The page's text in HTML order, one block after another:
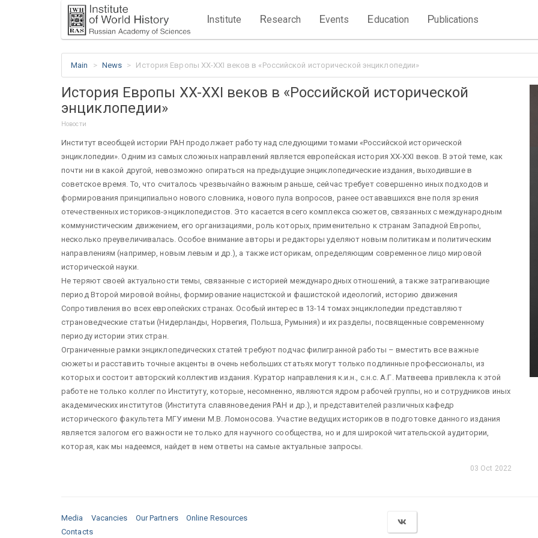
Institute Research Events Education Publications
Main News История Европы XX-XXI веков в «Российской исторической энциклопедии»
История Европы XX-XXI веков в «Российской исторической
энциклопедии»
Новости
Институт всеобщей истории РАН продолжает работу над следующими томами «Российской исторической
энциклопедии». Одним из самых сложных направлений является европейская история XX-XXI веков. В этой теме, как
почти ни в какой другой, невозможно опираться на предыдущие энциклопедические издания, выходившие в
советское время. То, что считалось чрезвычайно важным раньше, сейчас требует совершенно иных подходов и
формирования принципиально нового словника, нового пула вопросов, ранее остававшихся вне поля зрения
отечественных историков-энциклопедистов. Это касается всего комплекса сюжетов, связанных с международным
коммунистическим движением, его организациями, роль которых, применительно к странам Западной Европы,
несколько преувеличивалась. Особое внимание авторы и редакторы уделяют новым политикам и политическим
направлениям (например, новым левым и др.), а также историкам, определяющим современное лицо мировой
исторической науки.
Не теряют своей актуальности темы, связанные с историей международных отношений, а также затрагивающие
период Второй мировой войны, формирование нацистской и фашистской идеологий, историю движения
Сопротивления во всех европейских странах. Особый интерес в 13-14 томах энциклопедии представляют
страноведческие статьи (Нидерланды, Норвегия, Польша, Румыния) и их разделы, посвященные современному
периоду истории этих стран.
Ограниченные рамки энциклопедических статей требуют подчас филигранной работы – вместить все важные
сюжеты и расставить точные акценты в очень небольших статьях могут только подлинные профессионалы, из
которых и состоит авторский коллектив издания. Куратор направления к.и.н., с.н.с. А.Г. Матвеева привлекла к этой
работе не только коллег по Институту, которые, несомненно, являются ядром рабочей группы, но и сотрудников иных
академических институтов (Института славяноведения РАН и др.), и представителей различных кафедр
исторического факультета МГУ имени М.В. Ломоносова. Участие ведущих историков в подготовке данного издания
является залогом его важности не только для научного сообщества, но и для широкой читательской аудитории,
которая, как мы надеемся, найдет в нем ответы на самые актуальные запросы.
03 Oct 2022
Media Vacancies Our Partners
Online Resources
Contacts